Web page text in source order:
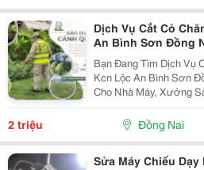
Dịch Vụ Cắt Cỏ
An Bình Sơn Đồng
Bạn Đang Tìm Dịch Vụ
Kcn Lộc An Bình Sơn
Cho Nhà Máy, Xưởng
Nghiệp? Công Ty Tnhh
Chuyên Cung Cấp
2 triệu Đồng Nai
Sửa Máy Chiếu